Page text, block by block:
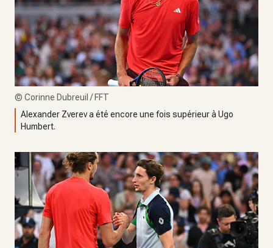
© Corinne Dubreuil / FFT
Alexander Zverev a été encore une fois supérieur à Ugo
Humbert.